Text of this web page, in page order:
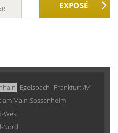
Egelsbach Frankfurt /M
am Main Sossenheim
West
Nord